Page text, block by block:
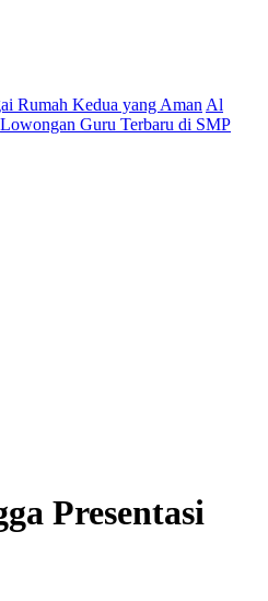
Rumah Kedua yang Aman Al
Lowongan Guru Terbaru di SMP
Presentasi